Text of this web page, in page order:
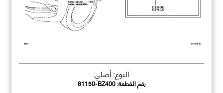
النوع: أصلي
رقم القطعة:81150-BZ400